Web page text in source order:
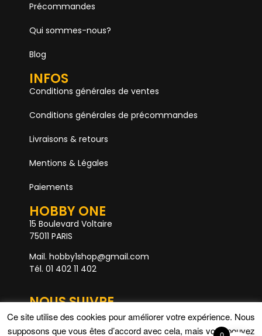
Précommandes
Qui sommes-nous?
Blog
INFOS
Conditions générales de ventes
Conditions générales de précommandes
Livraisons & retours
Mentions & Légales
Paiements
HOBBY ONE
15 Boulevard Voltaire
75011 PARIS
Mail. hobby1shop@gmail.com
Tél. 01 402 11 402
NOUS SUIVRE
Ce site utilise des cookies pour améliorer votre expérience. Nous
supposons que vous êtes d’accord avec cela, mais vous pouvez